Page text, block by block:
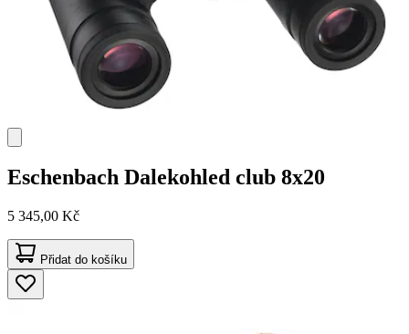
Eschenbach Dalekohled club 8x20
5 345,00 Kč
Přidat do košíku